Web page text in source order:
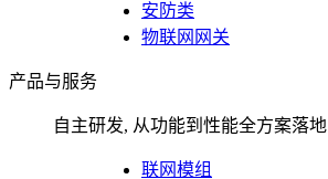
安防类
物联网网关
产品与服务
自主研发, 从功能到性能全方案落地
联网模组